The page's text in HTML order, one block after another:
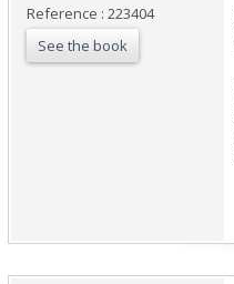
Reference : 223404
See the book